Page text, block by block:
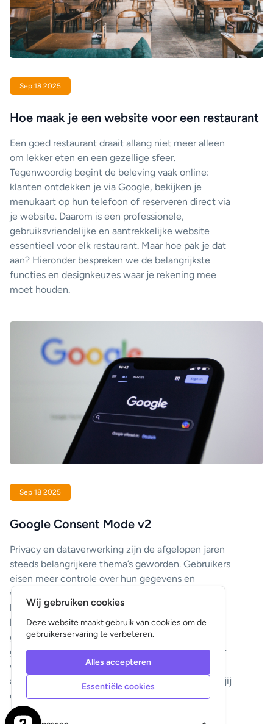
Sep 18 2025
Hoe maak je een website voor een restaurant
Een goed restaurant draait allang niet meer alleen
om lekker eten en een gezellige sfeer.
Tegenwoordig begint de beleving vaak online:
klanten ontdekken je via Google, bekijken je
menukaart op hun telefoon of reserveren direct via
je website. Daarom is een professionele,
gebruiksvriendelijke en aantrekkelijke website
essentieel voor elk restaurant. Maar hoe pak je dat
aan? Hieronder bespreken we de belangrijkste
functies en designkeuzes waar je rekening mee
moet houden.
Sep 18 2025
Google Consent Mode v2
Privacy en dataverwerking zijn de afgelopen jaren
steeds belangrijkere thema’s geworden. Gebruikers
eisen meer controle over hun gegevens en
wetgeving, zoals de AVG (GDPR), verplicht
bedrijven transparant te zijn. Om organisaties te
helpen beter met toestemming en tracking om te
gaan, heeft Google Consent Mode v2
geïntroduceerd. Deze update verandert de manier
waarop websites omgaan met marketing- en
analysetools, en heeft directe gevolgen voor hoe jij
data verzamelt en campagnes optimaliseert.
Wij gebruiken cookies
Deze website maakt gebruik van cookies om de
gebruikerservaring te verbeteren.
Alles accepteren
Essentiële cookies